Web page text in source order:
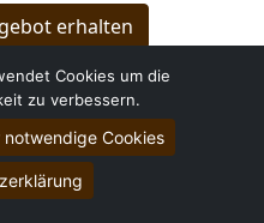
erhalten
Cookies um die
zu verbessern.
notwendige Cookies